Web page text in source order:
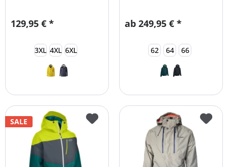
129,95 € *
3XL 4XL 6XL
ab 249,95 € *
62 64 66
SALE